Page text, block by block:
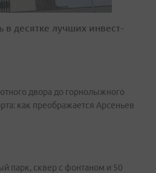
десятке лучших инвест-
двора до горнолыжного
как преображается Арсеньев
парк, сквер с фонтаном и 50